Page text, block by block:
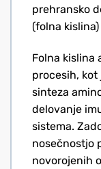
prehransko
(folna
Folna kislina
procesih,
sinteza
delovanje
sistema.
nosečnostjo
novorojenih